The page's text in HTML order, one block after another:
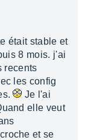
était stable et
8 mois. j'ai
recents
les config
Je l'ai
elle veut
et se